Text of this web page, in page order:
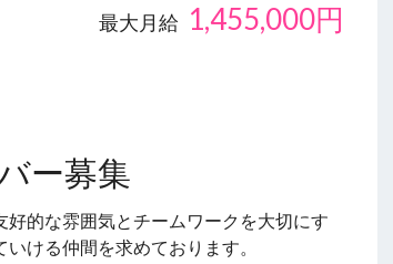
最大月給 1,455,000円
ー募集
的な雰囲気とチームワークを大切にす
ける仲間を求めております。